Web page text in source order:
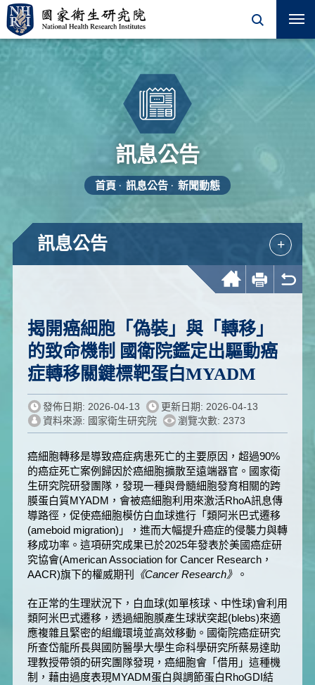
訊息公告
首頁 訊息公告 新聞動態
訊息公告 +
友善列印
揭開癌細胞「偽裝」與「轉移」
的致命機制 國衛院鑑定出驅動癌
症轉移關鍵標靶蛋白MYADM
發佈日期: 2026-04-13
更新日期: 2026-04-13
資料來源: 國家衛生研究院
瀏覽次數: 2373
癌細胞轉移是導致癌症病患死亡的主要原因，超過90%
的癌症死亡案例歸因於癌細胞擴散至遠端器官。國家衛
生研究院研發團隊，發現一種與骨髓細胞發育相關的跨
膜蛋白質MYADM，會被癌細胞利用來激活RhoA訊息傳
導路徑，促使癌細胞模仿白血球進行「類阿米巴式遷移
(ameboid migration)」，進而大幅提升癌症的侵襲力與轉
移成功率。這項研究成果已於2025年發表於美國癌症研
究協會(American Association for Cancer Research，
AACR)旗下的權威期刊
《Cancer Research》 。
在正常的生理狀況下，白血球(如單核球、中性球)會利用
類阿米巴式遷移，透過細胞膜產生球狀突起(blebs)來適
應複雜且緊密的組織環境並高效移動。國衛院癌症研究
所查岱龍所長與國防醫學大學生命科學研究所蔡易達助
理教授帶領的研究團隊發現，癌細胞會「借用」這種機
制，藉由過度表現MYADM蛋白與調節蛋白RhoGDI結